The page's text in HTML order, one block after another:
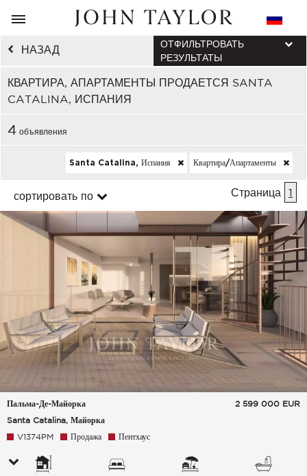
НАЗАД
КВАРТИРА, АПАРТАМЕНТЫ ПРОДАЕТСЯ SANTA
CATALINA, ИСПАНИЯ
ОТФИЛЬТРОВАТЬ
РЕЗУЛЬТАТЫ
4 объявления
Santa Catalina, Испания Квартира/апартаменты
сортировать по Страница 1
Пальма-Де-Майорка
Santa Catalina, Майорка
2 599 000 EUR
V1374PM Продажа Пентхаус